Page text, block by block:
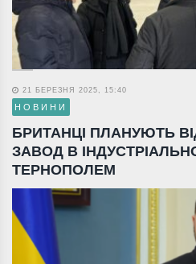
21 БЕРЕЗНЯ 2025, 15:40
НОВИНИ
БРИТАНЦІ ПЛАНУЮТЬ
ЗАВОД В
ТЕРНОПОЛЕМ